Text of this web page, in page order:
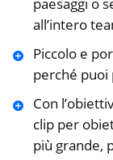
all’intero
Piccolo e
perché
Con
clip per
più grande,